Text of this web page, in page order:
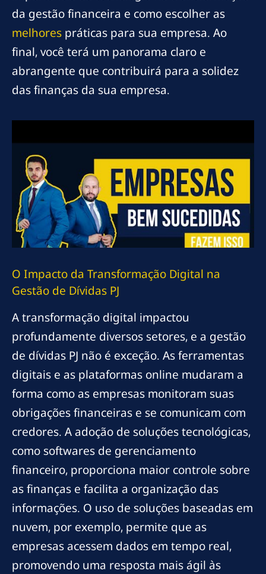
da gestão financeira e como escolher as
melhores práticas para sua empresa. Ao
final, você terá um panorama claro e
abrangente que contribuirá para a solidez
das finanças da sua empresa.
O Impacto da Transformação Digital na
Gestão de Dívidas PJ
A transformação digital impactou
profundamente diversos setores, e a gestão
de dívidas PJ não é exceção. As ferramentas
digitais e as plataformas online mudaram a
forma como as empresas monitoram suas
obrigações financeiras e se comunicam com
credores. A adoção de soluções tecnológicas,
como softwares de gerenciamento
financeiro, proporciona maior controle sobre
as finanças e facilita a organização das
informações. O uso de soluções baseadas em
nuvem, por exemplo, permite que as
empresas acessem dados em tempo real,
promovendo uma resposta mais ágil às